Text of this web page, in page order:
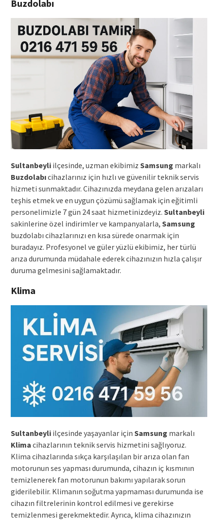
Buzdolabı
Sultanbeyliilçesinde, uzman ekibimiz Samsung markalı
Buzdolabıcihazlarınız için hızlı ve güvenilir teknik servis
hizmeti sunmaktadır. Cihazınızda meydana gelen arızaları
teşhis etmek ve en uygun çözümü sağlamak için eğitimli
personelimizle 7 gün 24 saat hizmetinizdeyiz. Sultanbeyli
sakinlerine özel indirimler ve kampanyalarla, Samsung
buzdolabı cihazlarınızı en kısa sürede onarmak için
buradayız. Profesyonel ve güler yüzlü ekibimiz, her türlü
arıza durumunda müdahale ederek cihazınızın hızla çalışır
duruma gelmesini sağlamaktadır.
Klima
Sultanbeyliilçesinde yaşayanlar için Samsung markalı
Klima cihazlarının teknik servis hizmetini sağlıyoruz.
Klima cihazlarında sıkça karşılaşılan bir arıza olan fan
motorunun ses yapması durumunda, cihazın iç kısmının
temizlenerek fan motorunun bakımı yapılarak sorun
giderilebilir. Klimanın soğutma yapmaması durumunda ise
cihazın filtrelerinin kontrol edilmesi ve gerekirse
temizlenmesi gerekmektedir. Ayrıca, klima cihazınızın